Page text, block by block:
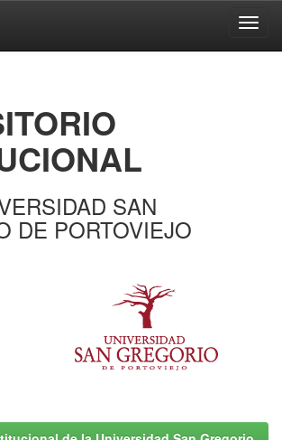
SAN
DE PORTOVIEJO